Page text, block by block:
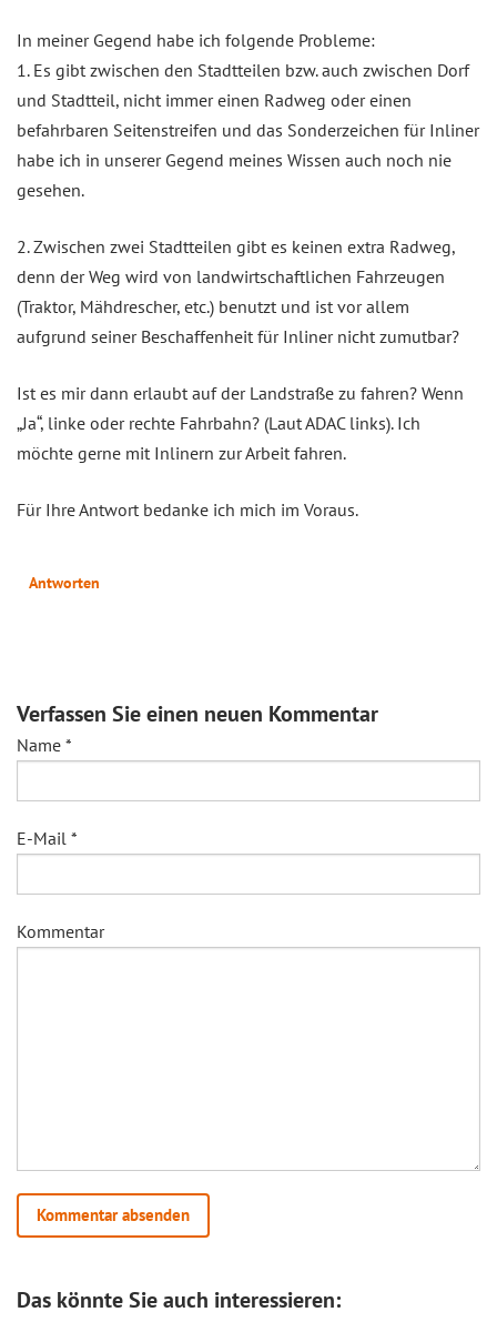
In meiner Gegend habe ich folgende Probleme:
1. Es gibt zwischen den Stadtteilen bzw. auch zwischen Dorf
und Stadtteil, nicht immer einen Radweg oder einen
befahrbaren Seitenstreifen und das Sonderzeichen für Inliner
habe ich in unserer Gegend meines Wissen auch noch nie
gesehen.
2. Zwischen zwei Stadtteilen gibt es keinen extra Radweg,
denn der Weg wird von landwirtschaftlichen Fahrzeugen
(Traktor, Mähdrescher, etc.) benutzt und ist vor allem
aufgrund seiner Beschaffenheit für Inliner nicht zumutbar?
Ist es mir dann erlaubt auf der Landstraße zu fahren? Wenn
„Ja“, linke oder rechte Fahrbahn? (Laut ADAC links). Ich
möchte gerne mit Inlinern zur Arbeit fahren.
Für Ihre Antwort bedanke ich mich im Voraus.
Antworten
Verfassen Sie einen neuen Kommentar
Name *
E-Mail *
Kommentar
Das könnte Sie auch interessieren: